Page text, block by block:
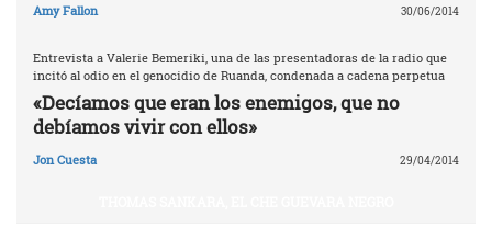
Amy Fallon 30/06/2014
Entrevista a Valerie Bemeriki, una de las presentadoras de la radio que
incitó al odio en el genocidio de Ruanda, condenada a cadena perpetua
«Decíamos que eran los enemigos, que no
debíamos vivir con ellos»
Jon Cuesta 29/04/2014